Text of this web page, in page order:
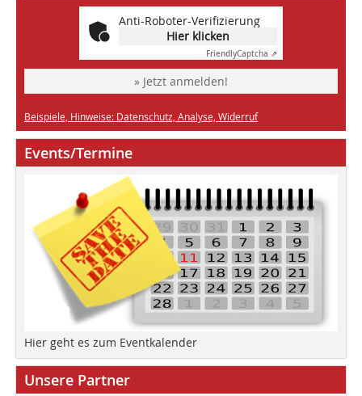
Anti-Roboter-Verifizierung
Hier klicken
FriendlyCaptcha ⇗
» Jetzt anmelden!
Beispiele, Hinweise: Datenschutz, Analyse, Widerruf
Events/Termine
Hier geht es zum Eventkalender
Unsere Partner